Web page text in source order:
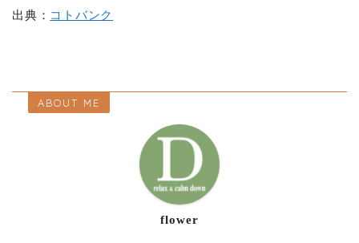
出典： コトバンク
ABOUT ME
flower